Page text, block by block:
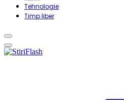
Tehnologie
Timp liber